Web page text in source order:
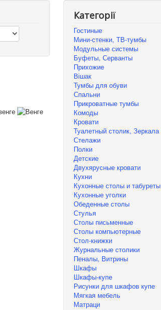
Категорії
Гостиные
Мини-стенки, ТВ-тумбы
Модульные системы
Буфеты, Серванты
Прихожие
Вішак
Тумбы для обуви
Спальни
Прикроватные тумбы
Комоды
Кровати
Туалетный столик, Зеркала
Стелажи
Полки
Детские
Двухярусные кровати
Кухни
Кухонные столы и табуреты
Кухонные уголки
Обеденные столы
Стулья
Столы письменные
Столы компьютерные
Стол-книжки
Журнальные столики
Пеналы, Витрины
Шкафы
Шкафы-купе
Рисунки для шкафов купе
Мягкая мебель
Матраци